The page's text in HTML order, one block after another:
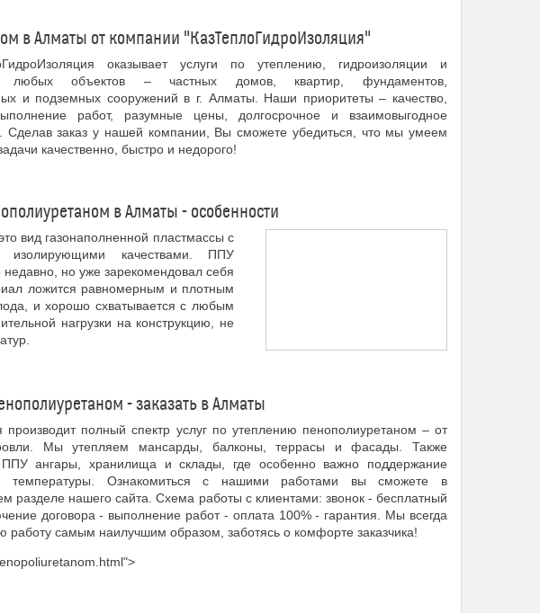
в Алматы от компании "КазТеплоГидроИзоляция"
оказывает услуги по утеплению, гидроизоляции и
любых объектов – частных домов, квартир, фундаментов,
и подземных сооружений в г. Алматы. Наши приоритеты – качество,
работ, разумные цены, долгосрочное и взаимовыгодное
Сделав заказ у нашей компании, Вы сможете убедиться, что мы умеем
качественно, быстро и недорого!
в Алматы - особенности
вид газонаполненной пластмассы с
изолирующими качествами. ППУ
недавно, но уже зарекомендовал себя
ложится равномерным и плотным
и хорошо схватывается с любым
нагрузки на конструкцию, не
- заказать в Алматы
полный спектр услуг по утеплению пенополиуретаном – от
Мы утепляем мансарды, балконы, террасы и фасады. Также
ангары, хранилища и склады, где особенно важно поддержание
температуры. Ознакомиться с нашими работами вы сможете в
разделе нашего сайта. Схема работы с клиентами: звонок - бесплатный
договора - выполнение работ - оплата 100% - гарантия. Мы всегда
работу самым наилучшим образом, заботясь о комфорте заказчика!